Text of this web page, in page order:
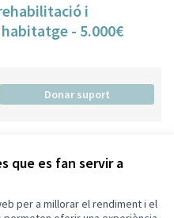
que es fan servir a
per a millorar el rendiment i el
i
- 5.000€
Donar suport